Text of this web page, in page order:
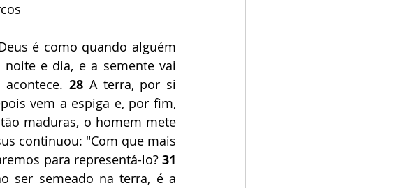
é como quando alguém
e dia, e a semente vai
acontece. 28 A terra, por si
vem a espiga e, por fim,
maduras, o homem mete
continuou: "Com que mais
para representá-lo? 31
ser semeado na terra, é a